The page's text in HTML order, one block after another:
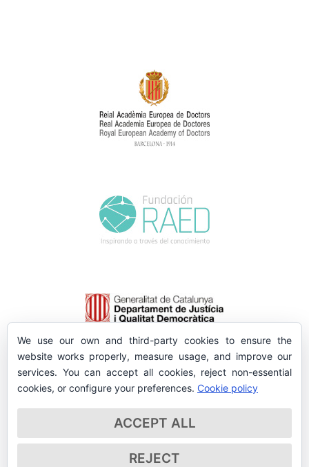
We use our own and third-party cookies to ensure the
website works properly, measure usage, and improve our
services. You can accept all cookies, reject non-essential
cookies, or configure your preferences. Cookie policy
ACCEPT ALL
REJECT